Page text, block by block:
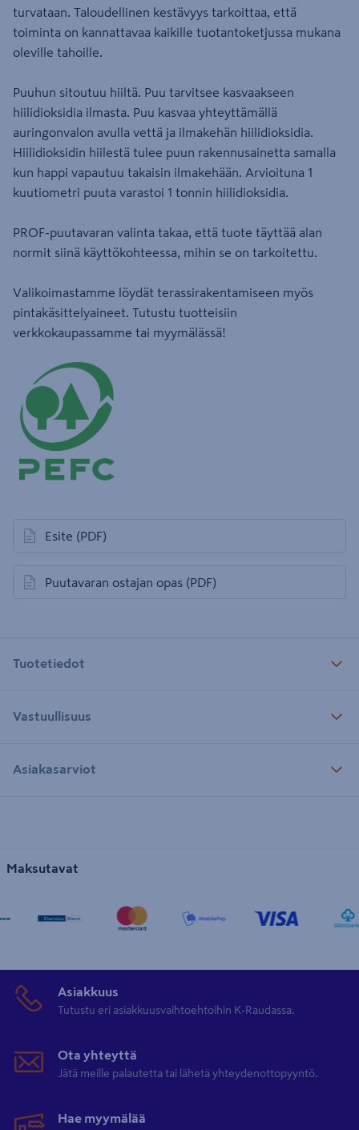
turvataan. Taloudellinen kestävyys tarkoittaa, että
toiminta on kannattavaa kaikille tuotantoketjussa mukana
oleville tahoille.
Puuhun sitoutuu hiiltä. Puu tarvitsee kasvaakseen
hiilidioksidia ilmasta. Puu kasvaa yhteyttämällä
auringonvalon avulla vettä ja ilmakehän hiilidioksidia.
Hiilidioksidin hiilestä tulee puun rakennusainetta samalla
kun happi vapautuu takaisin ilmakehään. Arvioituna 1
kuutiometri puuta varastoi 1 tonnin hiilidioksidia.
PROF-puutavaran valinta takaa, että tuote täyttää alan
normit siinä käyttökohteessa, mihin se on tarkoitettu.
Valikoimastamme löydät terassirakentamiseen myös
pintakäsittelyaineet. Tutustu tuotteisiin
verkkokaupassamme tai myymälässä!
Esite (PDF)
avautuu uuteen välilehteen
Puutavaran ostajan opas (PDF)
avautuu uuteen välilehteen
Tuotetiedot
Vastuullisuus
Asiakasarviot
Maksutavat
Asiakkuus
Tutustu eri asiakkuusvaihtoehtoihin K-Raudassa.
Ota yhteyttä
Jätä meille palautetta tai lähetä yhteydenottopyyntö.
Hae myymälää